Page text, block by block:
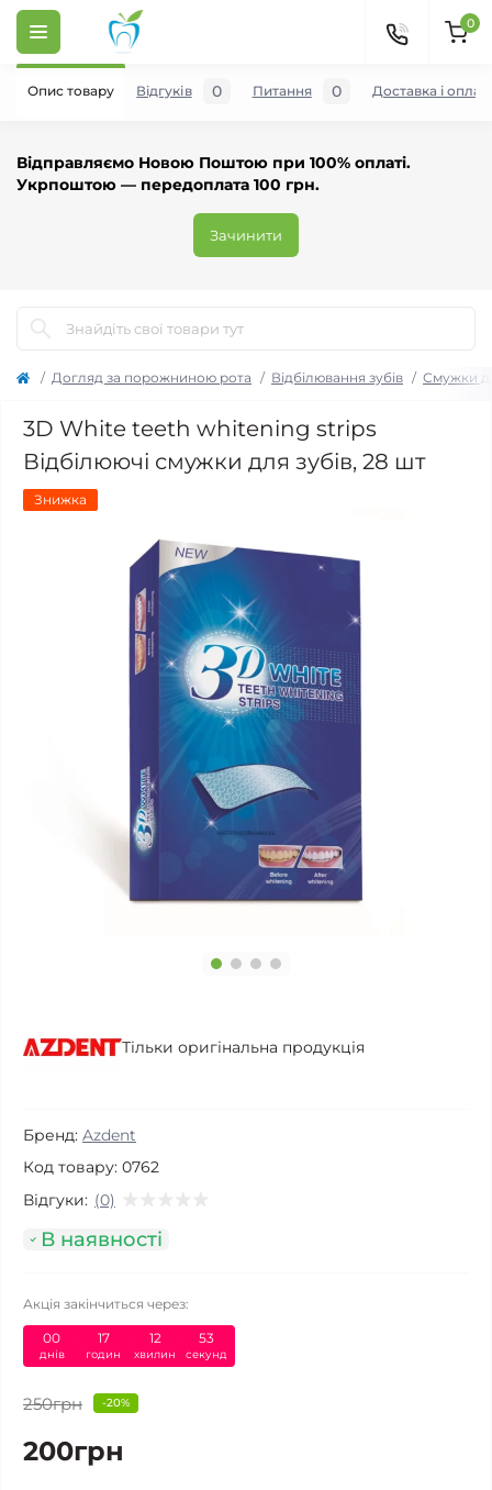
Відправляємо Новою Поштою при 100% оплаті.
Укрпоштою — передоплата 100 грн.
Зачинити
0
Догляд за порожниною рота Відбілювання зубів Смужки
3D White teeth whitening strips
Відбілюючі смужки для зубів, 28 шт
Знижка
Тільки оригінальна продукція
Бренд: Azdent
Код товару: 0762
Відгуки: (0)
В наявності
Акція закінчиться через:
00
днів
17
годин
12
хвилин
53
секунд
250грн -20%
200грн
Опис товару Відгуків 0 Питання 0 Доставка і